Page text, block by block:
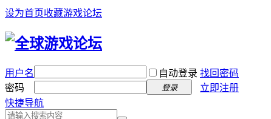
设为首页收藏游戏论坛
用户名 自动登录 找回密码
密码
登录
立即注册
快捷导航